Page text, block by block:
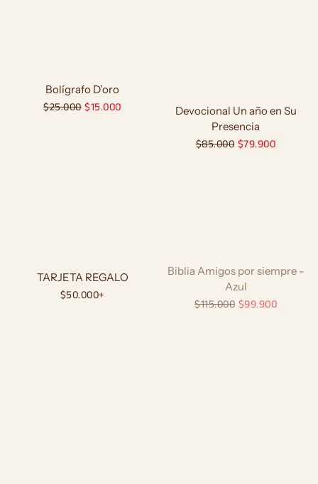
Bolígrafo D’oro
Precio
$25.000 Precio
$15.000
Devocional Un año en Su
Presencia
Precio
$85.000 Precio
$79.900
TARJETA REGALO
Precio
$50.000+
Biblia Amigos por siempre -
Azul
Precio
$115.000 Precio
$99.900